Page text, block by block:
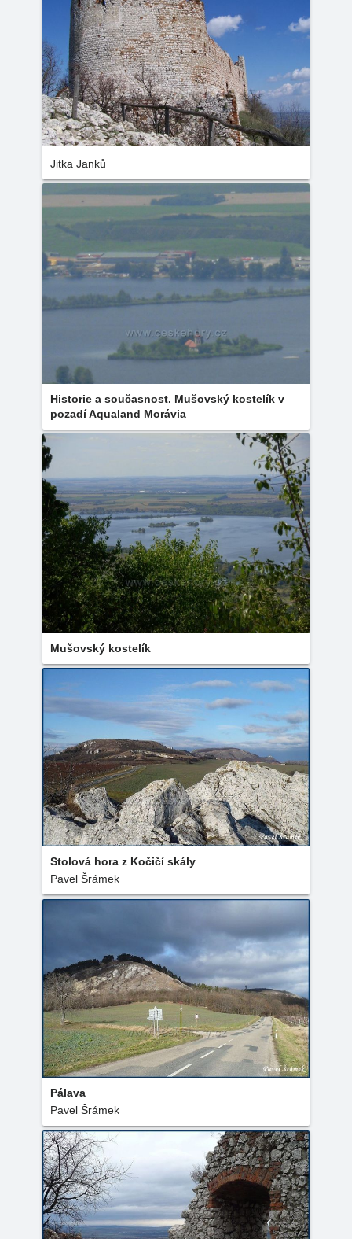
Jitka Janků
Historie a současnost. Mušovský kostelík v
pozadí Aqualand Morávia
Mušovský kostelík
Stolová hora z Kočičí skály
Pavel Šrámek
Pálava
Pavel Šrámek